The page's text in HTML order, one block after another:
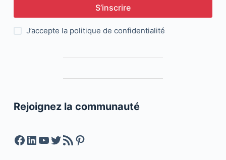
S’inscrire
J’accepte la politique de confidentialité
Rejoignez la communauté
Facebook
LinkedIn
YouTube
Twitter
Feed RSSPinterest